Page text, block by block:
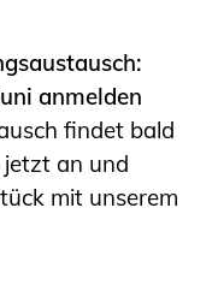
anmelden
findet bald
an und
mit unserem